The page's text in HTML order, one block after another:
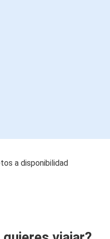
a disponibilidad